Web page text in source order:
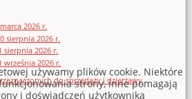
2026 r.
sierpnia 2026 r.
sierpnia 2026 r.
września 2026 r.
do sprzedaży i dzierżawy
używamy plików cookie. Niektóre
strony, inne pomagają
i doświadczeń użytkownika